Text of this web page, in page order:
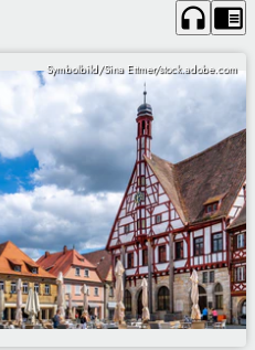
headphones chrome_reader_mode
Symbolbild/Sina Ettmer/stock.adobe.com